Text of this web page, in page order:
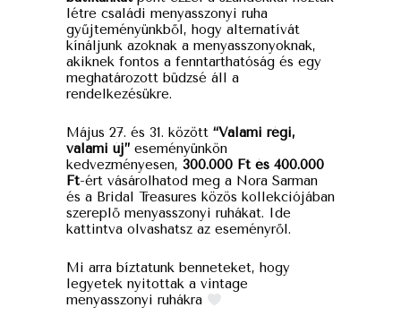
létre családi menyasszonyi ruha
gyűjteményünkből, hogy alternatívát
kínáljunk azoknak a menyasszonyoknak,
akiknek fontos a fenntarthatóság és egy
meghatározott büdzsé áll a
rendelkezésükre.
Május 27. és 31. között “Valami régi,
valami új” eseményünkön
kedvezményesen, 300.000 Ft és 400.000
Ft-ért vásárolhatod meg a Nora Sarman
és a Bridal Treasures közös kollekciójában
szereplő menyasszonyi ruhákat.
Ide
kattintva olvashatsz az eseményről.
Mi arra bíztatunk benneteket, hogy
legyetek nyitottak a vintage
menyasszonyi ruhákra